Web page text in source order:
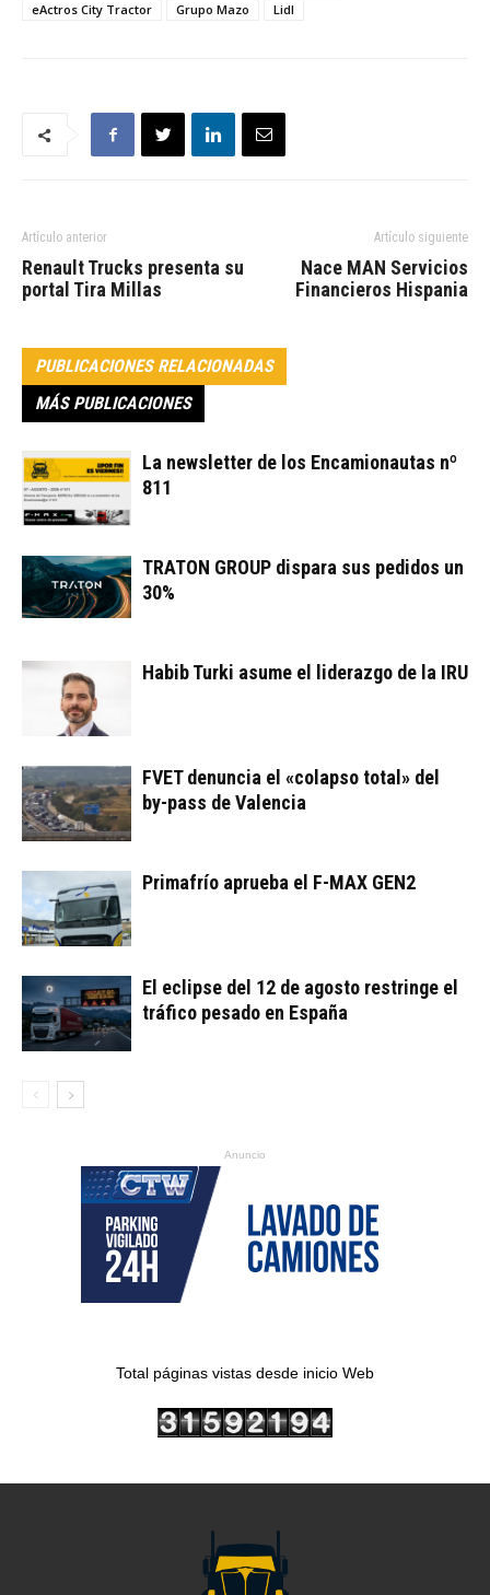
eActros City Tractor
Grupo Mazo Lidl
Artículo anterior
Renault Trucks presenta su
portal Tira Millas
Artículo siguiente
Nace MAN Servicios
Financieros Hispania
PUBLICACIONES RELACIONADAS
MÁS PUBLICACIONES
La newsletter de los Encamionautas nº
811
TRATON GROUP dispara sus pedidos un
30%
Habib Turki asume el liderazgo de la IRU
FVET denuncia el «colapso total» del
by-pass de Valencia
Primafrío aprueba el F-MAX GEN2
El eclipse del 12 de agosto restringe el
tráfico pesado en España
Anuncio
Total páginas vistas desde inicio Web